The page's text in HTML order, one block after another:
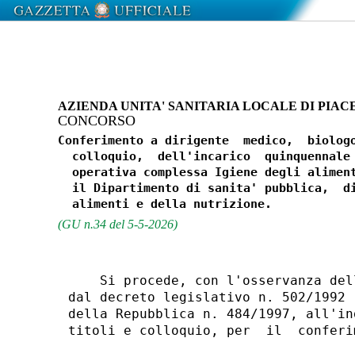
AZIENDA UNITA' SANITARIA LOCALE DI
CONCORSO
Conferimento a dirigente  medico,
colloquio,  dell'incarico
operativa complessa Igiene degli
il Dipartimento di sanita' pubblica,
(GU n.34 del 5-5-2026)
Si procede, con l'osservanza
dal decreto legislativo n. 502/
della Repubblica n. 484/1997,
titoli e colloquio, per  il